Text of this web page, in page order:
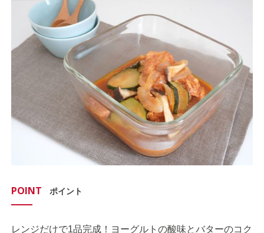
POINT ポイント
レンジだけで1品完成！ヨーグルトの酸味とバターのコク